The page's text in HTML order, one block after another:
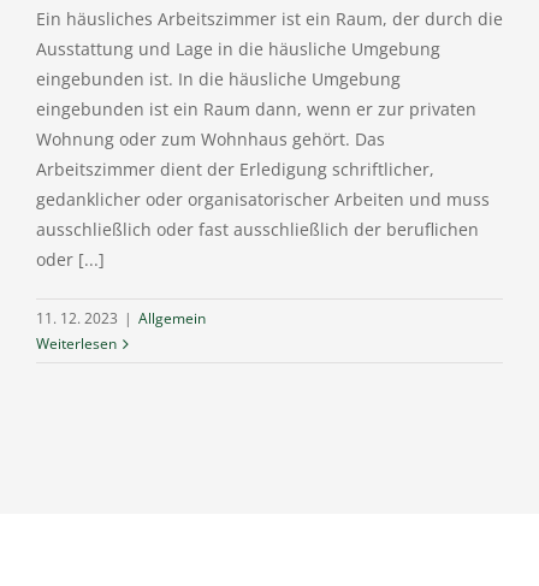
Ein häusliches Arbeitszimmer ist ein Raum, der durch die
Ausstattung und Lage in die häusliche Umgebung
eingebunden ist. In die häusliche Umgebung
eingebunden ist ein Raum dann, wenn er zur privaten
Wohnung oder zum Wohnhaus gehört. Das
Arbeitszimmer dient der Erledigung schriftlicher,
gedanklicher oder organisatorischer Arbeiten und muss
ausschließlich oder fast ausschließlich der beruflichen
oder [...]
11. 12. 2023 | Allgemein
Weiterlesen